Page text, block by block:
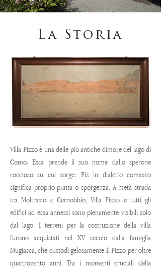
La Storia
Villa Pizzo è una delle più antiche dimore del lago di
Como. Essa prende il suo nome dallo sperone
roccioso su cui sorge: Piz in dialetto comasco
significa proprio punta o sporgenza. A metà strada
tra Moltrasio e Cernobbio, Villa Pizzo e tutti gli
edifici ad essa annessi sono pienamente visibili solo
dal lago. I terreni per la costruzione della villa
furono acquistati nel XV secolo dalla famiglia
Mugiasca, che custodì gelosamente Il Pizzo per oltre
quattrocento anni. Tra i momenti cruciali della